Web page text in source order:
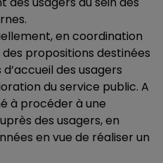
en coordination
propositions destinées
des usagers
du service public. A
à procéder à une
des usagers, en
en vue de réaliser un